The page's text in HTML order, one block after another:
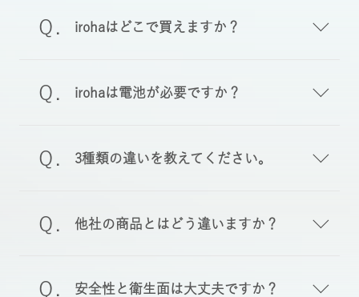
irohaはどこで買えますか？
irohaは電池が必要ですか？
3種類の違いを教えてください。
他社の商品とはどう違いますか？
安全性と衛生面は大丈夫ですか？